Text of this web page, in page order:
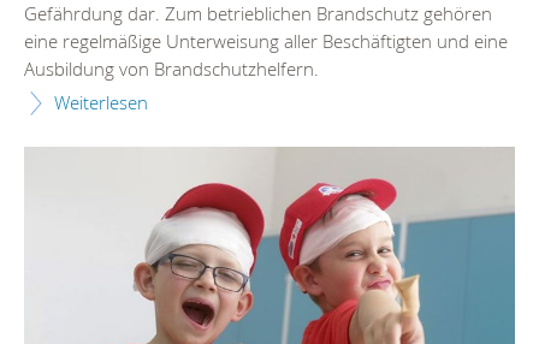
Gefährdung dar. Zum betrieblichen Brandschutz gehören
eine regelmäßige Unterweisung aller Beschäftigten und eine
Ausbildung von Brandschutzhelfern.
Weiterlesen